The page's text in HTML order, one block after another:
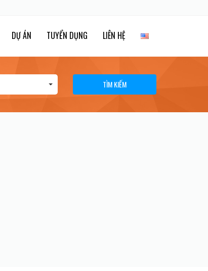
DỰ ÁN TUYỂN DỤNG LIÊN HỆ
TÌM KIẾM